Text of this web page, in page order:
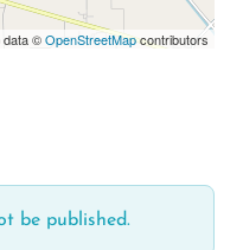
data ©OpenStreetMapcontributors
be published.